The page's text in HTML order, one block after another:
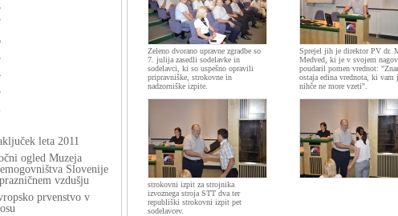
leta 2011
ogled Muzeja
Slovenije
vzdušju
prvenstvo v
Zeleno dvorano upravne zgradbe so
7. julija zasedli sodelavke in
sodelavci, ki so uspešno opravili
pripravniške, strokovne in
nadzorniške izpite.
Sprejel jih je direktor PV dr.
Medved, ki je v svojem
poudaril pomen vrednot:
ostaja edina vrednota, ki vam
nihče ne more vzeti".
strokovni izpit za strojnika
izvoznega stroja STT dva ter
republiški strokovni izpit pet
sodelavcev.